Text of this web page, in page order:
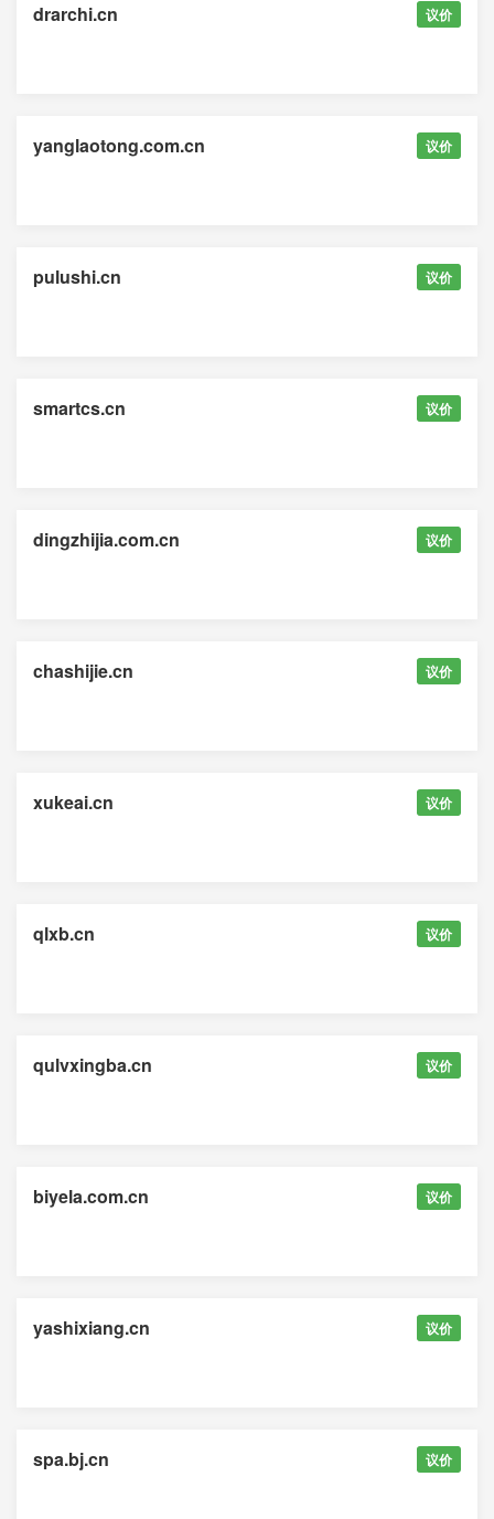
drarchi.cn 议价
yanglaotong.com.cn 议价
pulushi.cn 议价
smartcs.cn 议价
dingzhijia.com.cn 议价
chashijie.cn 议价
xukeai.cn 议价
qlxb.cn 议价
qulvxingba.cn 议价
biyela.com.cn 议价
yashixiang.cn 议价
spa.bj.cn 议价